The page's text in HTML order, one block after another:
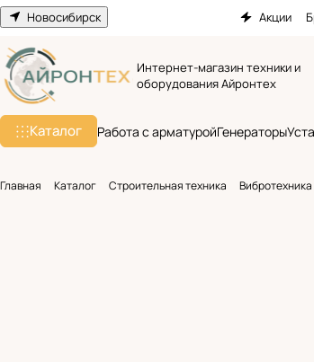
Новосибирск Акции
Интернет-магазин техники и
оборудования Айронтех
Каталог Работа с арматуройГенераторы
Главная Каталог Строительная техника Вибротехника